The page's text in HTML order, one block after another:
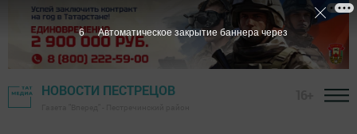
НОВОСТИ ПЕСТРЕЦОВ
5 Автоматическое закрытие баннера через